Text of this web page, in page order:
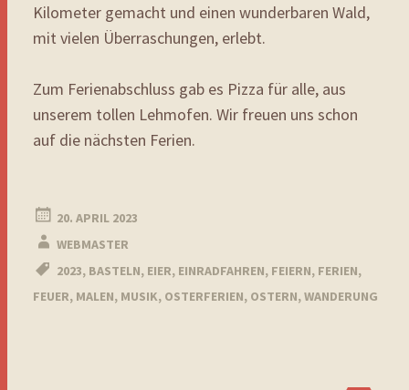
Kilometer gemacht und einen wunderbaren Wald,
mit vielen Überraschungen, erlebt.
Zum Ferienabschluss gab es Pizza für alle, aus
unserem tollen Lehmofen. Wir freuen uns schon
auf die nächsten Ferien.
20. APRIL 2023
WEBMASTER
2023, BASTELN, EIER, EINRADFAHREN, FEIERN, FERIEN,
FEUER, MALEN, MUSIK, OSTERFERIEN, OSTERN, WANDERUNG